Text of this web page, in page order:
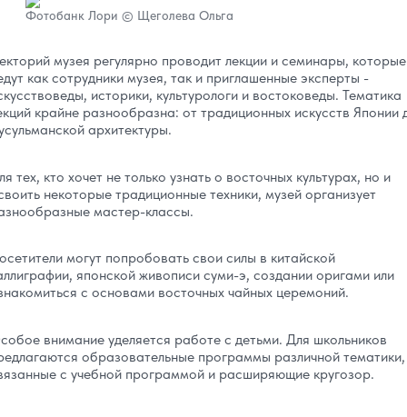
Фотобанк Лори © Щеголева Ольга
музея регулярно проводит лекции и семинары, которые
как сотрудники музея, так и приглашенные эксперты -
историки, культурологи и востоковеды. Тематика
крайне разнообразна: от традиционных искусств Японии
архитектуры.
тех, кто хочет не только узнать о восточных культурах, но и
некоторые традиционные техники, музей организует
мастер-классы.
могут попробовать свои силы в китайской
японской живописи суми-э, создании оригами или
с основами восточных чайных церемоний.
внимание уделяется работе с детьми. Для школьников
образовательные программы различной тематики,
с учебной программой и расширяющие кругозор.